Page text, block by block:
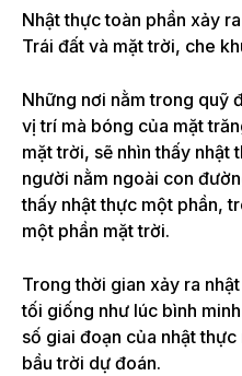
Nhật thực toàn phần xảy
Trái đất và mặt trời, che
Những nơi nằm trong quỹ
vị trí mà bóng của mặt
mặt trời, sẽ nhìn thấy nhật
người nằm ngoài con
thấy nhật thực một phần,
một phần mặt trời.
Trong thời gian xảy ra
tối giống như lúc bình
số giai đoạn của nhật
bầu trời dự đoán.